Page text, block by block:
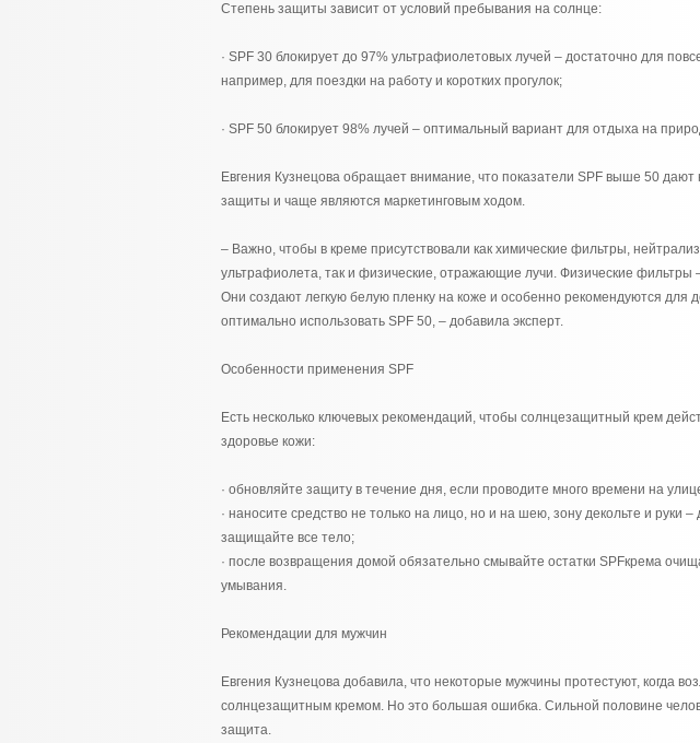
Степень защиты зависит от условий пребывания на солнце:
· SPF 30 блокирует до 97% ультрафиолетовых лучей – достаточно для
например, для поездки на работу и коротких прогулок;
· SPF 50 блокирует 98% лучей – оптимальный вариант для отдыха на
Евгения Кузнецова обращает внимание, что показатели SPF выше 50 дают
защиты и чаще являются маркетинговым ходом.
– Важно, чтобы в креме присутствовали как химические фильтры,
ультрафиолета, так и физические, отражающие лучи. Физические фильтры
Они создают легкую белую пленку на коже и особенно рекомендуются для
оптимально использовать SPF 50, – добавила эксперт.
Особенности применения SPF
Есть несколько ключевых рекомендаций, чтобы солнцезащитный крем
здоровье кожи:
· обновляйте защиту в течение дня, если проводите много времени на
· наносите средство не только на лицо, но и на шею, зону декольте и руки
защищайте все тело;
· после возвращения домой обязательно смывайте остатки SPFкрема
умывания.
Рекомендации для мужчин
Евгения Кузнецова добавила, что некоторые мужчины протестуют, когда
солнцезащитным кремом. Но это большая ошибка. Сильной половине
защита.